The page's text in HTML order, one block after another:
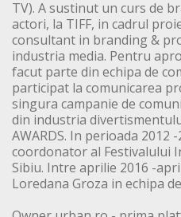
TV). A sustinut un curs de
actori, la TIFF, in cadrul
consultant in branding &
industria media. Pentru
facut parte din echipa de
participat la comunicarea
singura campanie de
din industria
AWARDS. In perioada 2012
coordonator al Festivalului
Sibiu. Intre aprilie 2016 -
Loredana Groza in echipa